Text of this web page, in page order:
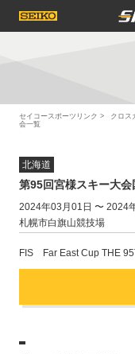
セイコースポーツリンク クロス
会一覧
北海道
第95回宮様スキー大
2024年03月01日 〜 2024
札幌市白旗山競技場
FIS Far East Cup THE